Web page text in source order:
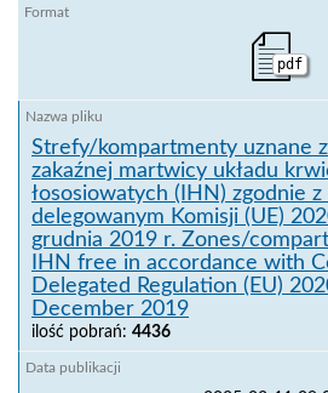
pdf
Strefy/kompartmenty uznane
zakaźnej martwicy układu
łososiowatych (IHN) zgodnie
delegowanym Komisji (UE)
grudnia 2019 r. Zones/
IHN free in accordance with
Delegated Regulation (EU)
December 2019
ilość pobrań: 4436